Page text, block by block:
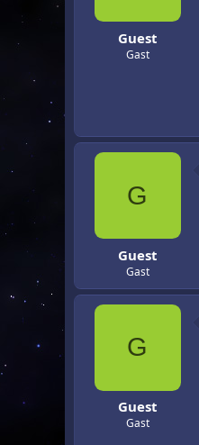
Guest
Gast
G
Guest
Gast
G
Guest
Gast